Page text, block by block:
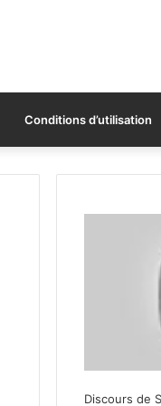
Conditions d’utilisation
Discours de